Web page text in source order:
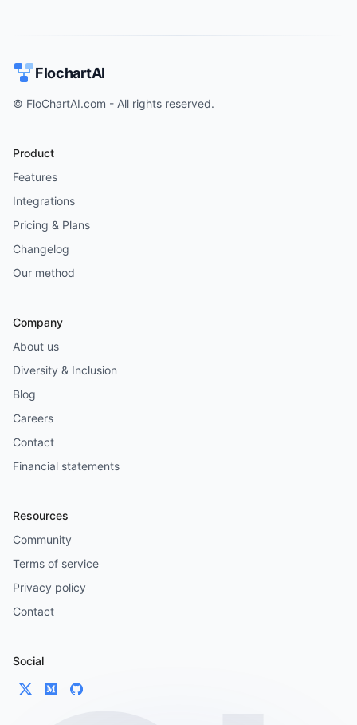
FlochartAI
© FloChartAI.com - All rights reserved.
Product
Features
Integrations
Pricing & Plans
Changelog
Our method
Company
About us
Diversity & Inclusion
Blog
Careers
Contact
Financial statements
Resources
Community
Terms of service
Privacy policy
Contact
Social